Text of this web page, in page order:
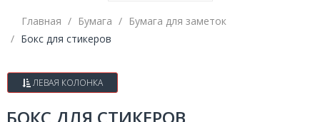
Главная Бумага
Бумага для заметок
Бокс для стикеров
ЛЕВАЯ КОЛОНКА